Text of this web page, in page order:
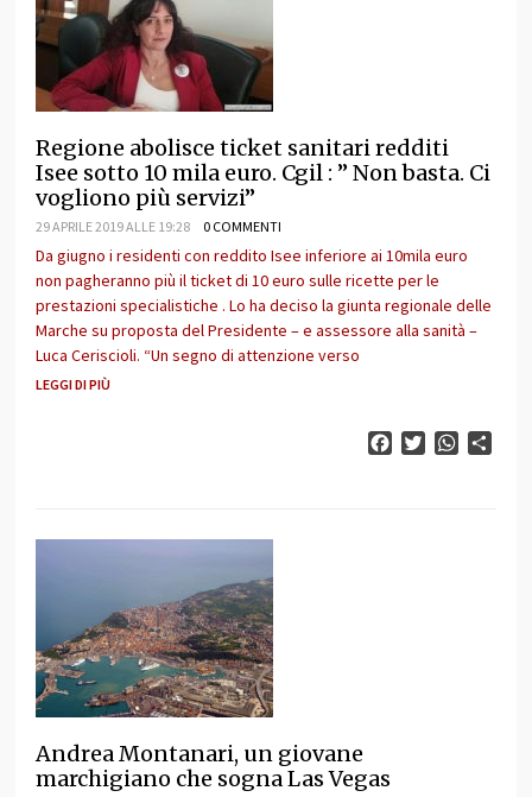
Regione abolisce ticket sanitari redditi
Isee sotto 10 mila euro. Cgil : ” Non basta. Ci
vogliono più servizi”
29 APRILE 2019 ALLE 19:28 0 COMMENTI
Da giugno i residenti con reddito Isee inferiore ai 10mila euro
non pagheranno più il ticket di 10 euro sulle ricette per le
prestazioni specialistiche . Lo ha deciso la giunta regionale delle
Marche su proposta del Presidente – e assessore alla sanità –
Luca Ceriscioli. “Un segno di attenzione verso
LEGGI DI PIÙ
FacebookTwitter
Andrea Montanari, un giovane
marchigiano che sogna Las Vegas